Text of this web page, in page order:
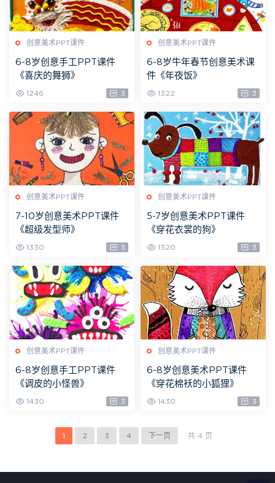
创意美术PPT课件
6-8岁创意手工PPT课件
《喜庆的舞狮》
1246 3
创意美术PPT课件
6-8岁牛年春节创意美术课
件《年夜饭》
1322 3
创意美术PPT课件
7-10岁创意美术PPT课件
《超级发型师》
1330 3
创意美术PPT课件
5-7岁创意美术PPT课件
《穿花衣裳的狗》
1320 3
创意美术PPT课件
6-8岁创意手工PPT课件
《调皮的小怪兽》
1430 3
创意美术PPT课件
6-8岁创意美术PPT课件
《穿花棉袄的小狐狸》
1430 3
1 2 3 4 下一页 共 4 页